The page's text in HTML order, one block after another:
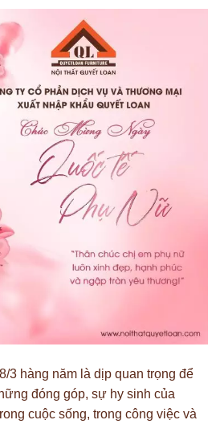
3 hàng năm là dịp quan trọng để
đóng góp, sự hy sinh của
cuộc sống, trong công việc và